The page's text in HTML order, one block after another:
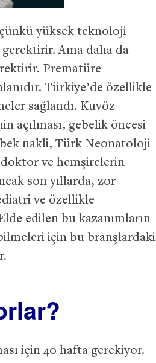
çünkü yüksek teknoloji
Ama daha da
Prematüre
Türkiye’de özellikle
sağlandı. Kuvöz
açılması, gebelik öncesi
nakli, Türk Neonatoloji
ve hemşirelerin
son yıllarda, zor
ve özellikle
edilen bu kazanımların
için bu branşlardaki
için 40 hafta gerekiyor.